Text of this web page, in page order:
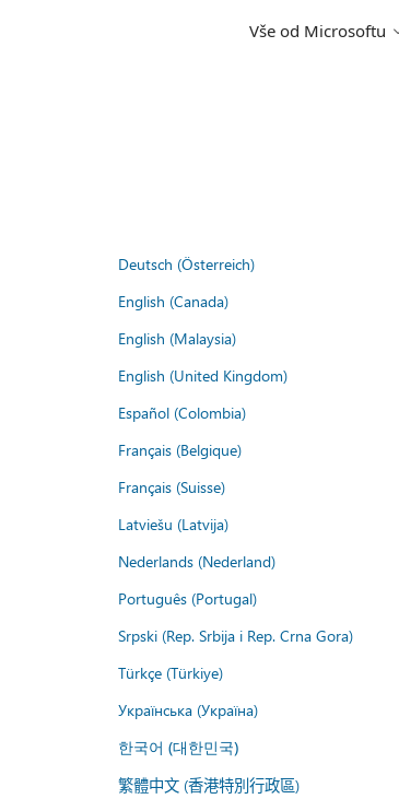
Vše od Microsoftu
Deutsch (Österreich)
English (Canada)
English (Malaysia)
English (United Kingdom)
Español (Colombia)
Français (Belgique)
Français (Suisse)
Latviešu (Latvija)
Nederlands (Nederland)
Português (Portugal)
Srpski (Rep. Srbija i Rep. Crna Gora)
Türkçe (Türkiye)
Українська (Україна)
한국어 (대한민국)
繁體中文 (香港特別行政區)